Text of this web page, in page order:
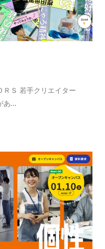
ＲＳ 若手クリエイター
あ…